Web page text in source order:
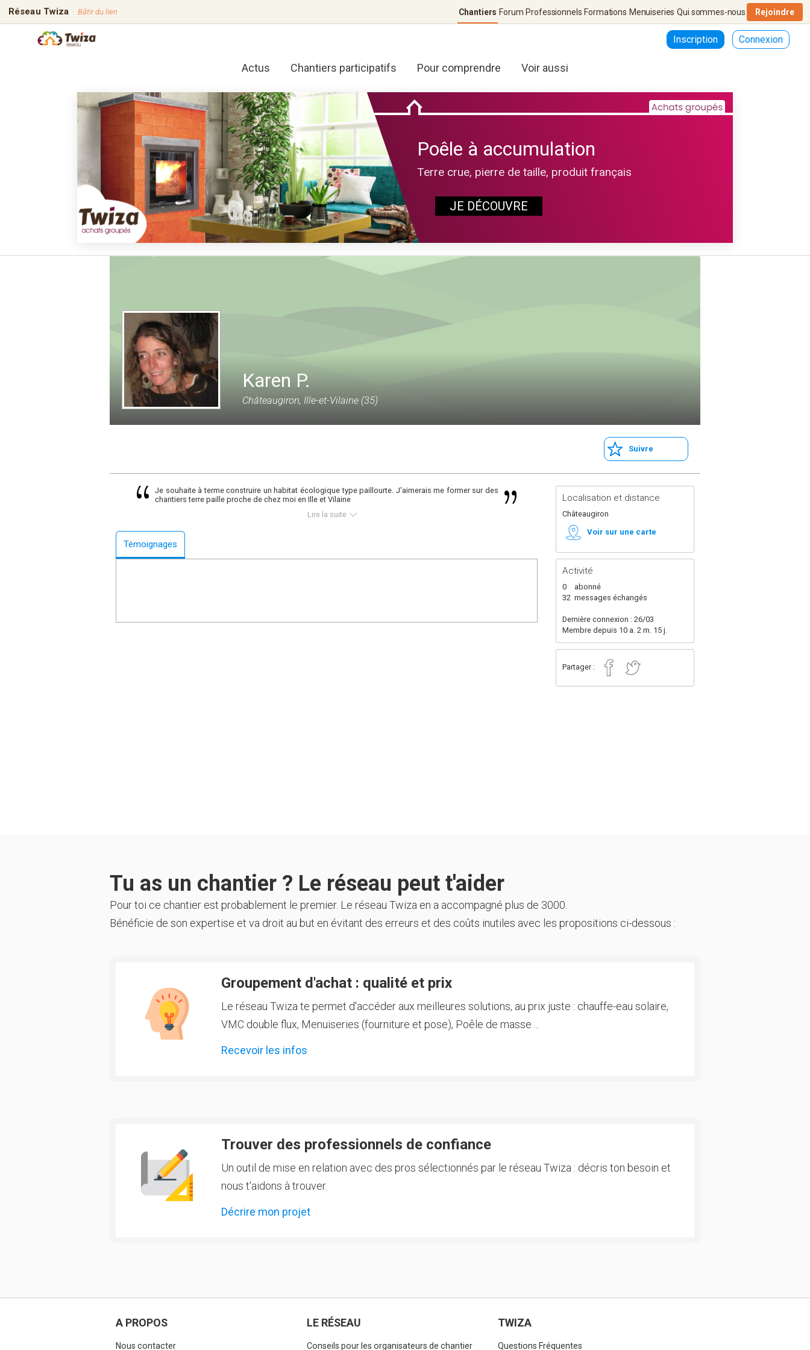
Réseau Twiza · Bâtir du lien Chantiers Forum Professionnels Formations Menuiseries Qui sommes-nous Rejoindre
Inscription Connexion
Actus Chantiers participatifs Pour comprendre Voir aussi
Poêle à accumulation
Terre crue, pierre de taille, produit français
JE DÉCOUVRE
Karen P.
Châteaugiron, Ille-et-Vilaine (35)
Suivre
Je souhaite à terme construire un habitat écologique type paillourte. J'aimerais me former sur des
chantiers terre paille proche de chez moi en Ille et Vilaine
Lire la suite
Localisation et distance
Châteaugiron
Voir sur une carte
Activité
0
abonné
32 messages échangés
Dernière connexion : 26/03
Membre depuis 10 a. 2 m. 15 j.
Partager :
Témoignages
Tu as un chantier ? Le réseau peut t'aider
Pour toi ce chantier est probablement le premier. Le réseau Twiza en a accompagné plus de 3000.
Bénéficie de son expertise et va droit au but en évitant des erreurs et des coûts inutiles avec les propositions ci-dessous :
Groupement d'achat : qualité et prix
Le réseau Twiza te permet d'accéder aux meilleures solutions, au prix juste : chauffe-eau solaire,
VMC double flux, Menuiseries (fourniture et pose), Poêle de masse ...
Recevoir les infos
Trouver des professionnels de confiance
Un outil de mise en relation avec des pros sélectionnés par le réseau Twiza : décris ton besoin et
nous t'aidons à trouver.
Décrire mon projet
A PROPOS
Nous contacter
LE RÉSEAU
Conseils pour les organisateurs de chantier
TWIZA
Questions Fréquentes